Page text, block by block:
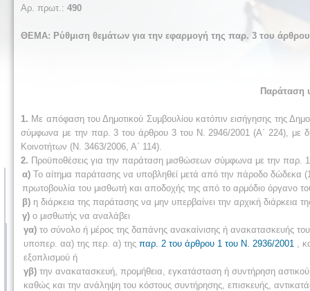
Αρ. πρωτ.: 490
ΘΕΜΑ: Ρύθμιση θεμάτων για την εφαρμογή της παρ. 3 του άρθρου
Παράταση
1. Με απόφαση του Δημοτικού Συμβουλίου κατόπιν εισήγησης της
σύμφωνα με την παρ. 3 του άρθρου 3 του Ν. 2946/2001 (Α΄ 224), με
Κοινοτήτων (Ν. 3463/2006, Α΄ 114).
2. Προϋποθέσεις για την παράταση μισθώσεων σύμφωνα με την παρ. 1
α) Το αίτημα παράτασης να υποβληθεί μετά από την πάροδο δώδεκα
πρωτοβουλία του μισθωτή και αποδοχής της από το αρμόδιο όργανο
β) η διάρκεια της παράτασης να μην υπερβαίνει την αρχική διάρκεια
γ) ο μισθωτής να αναλάβει
γα) το σύνολο ή μέρος της δαπάνης ανακαίνισης ή ανακατασκευής
υποπερ. αα) της περ. α) της παρ. 2 του άρθρου 1 του Ν. 2936/2001
,
εξοπλισμού ή
γβ) την ανακατασκευή, προμήθεια, εγκατάσταση ή συντήρηση
καθώς και την ανάληψη του κόστους συντήρησης, επισκευής,